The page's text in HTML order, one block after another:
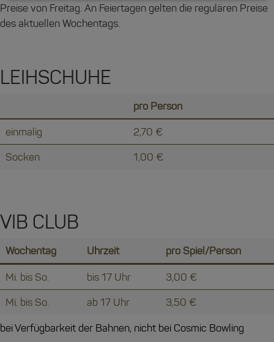
Preise von Freitag. An Feiertagen gelten die regulären Preise
des aktuellen Wochentags.
LEIHSCHUHE
pro Person
einmalig
2,70 €
Socken
1,00 €
VIB CLUB
bei Verfügbarkeit der Bahnen, nicht bei Cosmic Bowling
Wochentag Uhrzeit
pro Spiel/Person
Mi. bis So.
bis 17 Uhr
3,00 €
Mi. bis So.
ab 17 Uhr 3,50 €